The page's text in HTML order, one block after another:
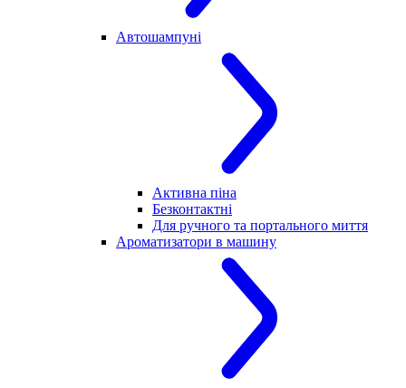
Автошампуні
Активна піна
Безконтактні
Для ручного та портального миття
Ароматизатори в машину